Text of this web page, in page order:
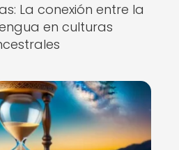
La conexión entre la
en culturas